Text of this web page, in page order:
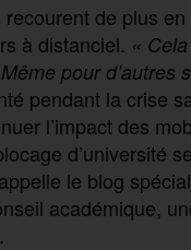
de plus
à distanciel. «
pour d’autres
pendant la crise
l’impact des
d’université
le blog
académique,